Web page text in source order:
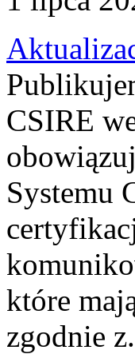
CSIRE
Systemu
które
zgodnie